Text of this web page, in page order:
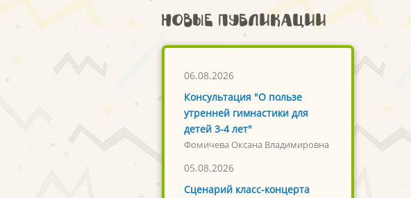
Новые публикации
06.08.2026
Консультация "О пользе
утренней гимнастики для
детей 3-4 лет"
Фомичева Оксана Владимировна
05.08.2026
Сценарий класс-концерта